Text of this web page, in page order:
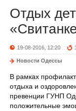
Отдых
19-08-2016, 12:20
Новости Одессы
В рамках
отдыха и
превенции ГУНП
положительные